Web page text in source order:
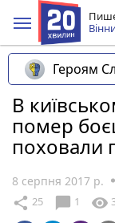
Героям
В
помер
поховали
8 серпня 2017 р.
share 25 chat_bubble 1 visibility